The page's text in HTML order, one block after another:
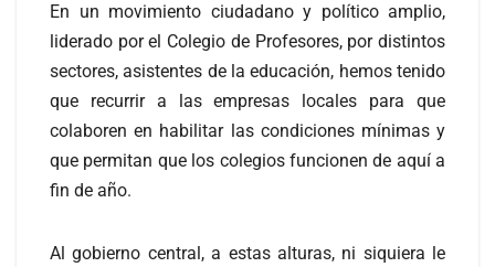
En un movimiento ciudadano y político amplio,
liderado por el Colegio de Profesores, por distintos
sectores, asistentes de la educación, hemos tenido
que recurrir a las empresas locales para que
colaboren en habilitar las condiciones mínimas y
que permitan que los colegios funcionen de aquí a
fin de año.
Al gobierno central, a estas alturas, ni siquiera le